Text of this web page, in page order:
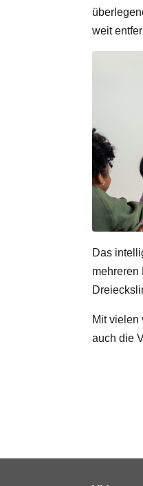
weit
Das
mehreren
Mit vielen
auch die